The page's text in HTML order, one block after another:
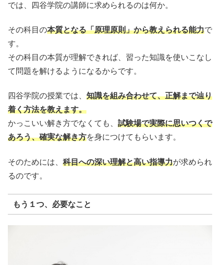
では、四谷学院の講師に求められるのは何か。
その科目の本質となる「原理原則」から教えられる能力で
す。
その科目の本質が理解できれば、習った知識を使いこなし
て問題を解けるようになるからです。
四谷学院の授業では、 知識を組み合わせて、正解まで辿り
着く方法を教えます。
かっこいい解き方でなくても、 試験場で実際に思いつくで
あろう、確実な解き方を身につけてもらいます。
そのためには、 科目への深い理解と高い指導力が求められ
るのです。
もう１つ、必要なこと